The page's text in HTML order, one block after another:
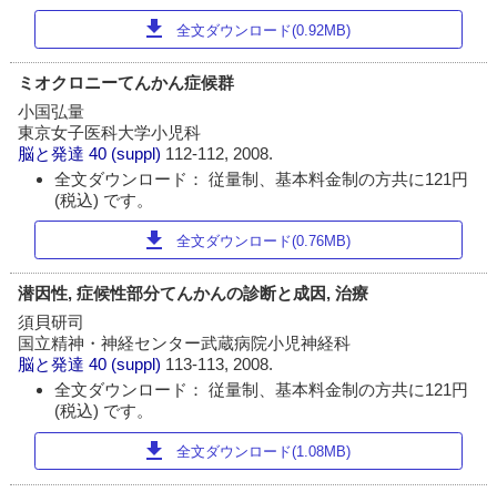
download 全文ダウンロード(0.92MB)
ミオクロニーてんかん症候群
小国弘量
東京女子医科大学小児科
脳と発達 40 (suppl) 112-112, 2008.
全文ダウンロード： 従量制、基本料金制の方共に121円
(税込) です。
download 全文ダウンロード(0.76MB)
潜因性, 症候性部分てんかんの診断と成因, 治療
須貝研司
国立精神・神経センター武蔵病院小児神経科
脳と発達 40 (suppl) 113-113, 2008.
全文ダウンロード： 従量制、基本料金制の方共に121円
(税込) です。
download 全文ダウンロード(1.08MB)